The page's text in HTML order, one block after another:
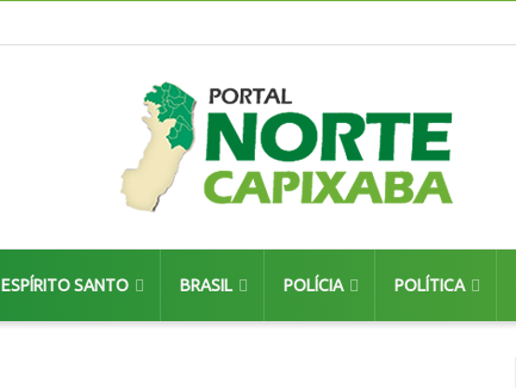
ESPÍRITO SANTO BRASIL POLÍCIA POLÍTICA